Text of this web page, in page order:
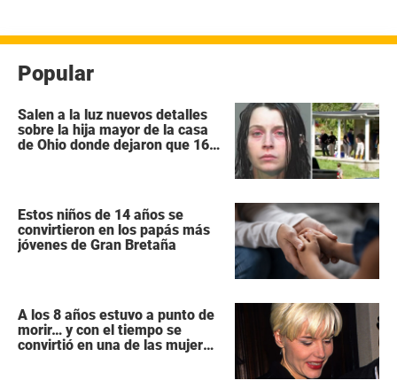
Popular
Salen a la luz nuevos detalles
sobre la hija mayor de la casa
de Ohio donde dejaron que 16
Estos niños de 14 años se
convirtieron en los papás más
jóvenes de Gran Bretaña
A los 8 años estuvo a punto de
morir… y con el tiempo se
convirtió en una de las mujeres